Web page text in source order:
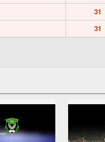
31
31